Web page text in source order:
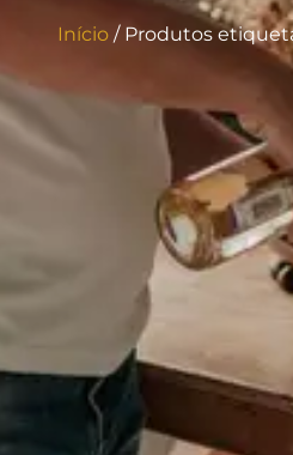
Início/ Produtos